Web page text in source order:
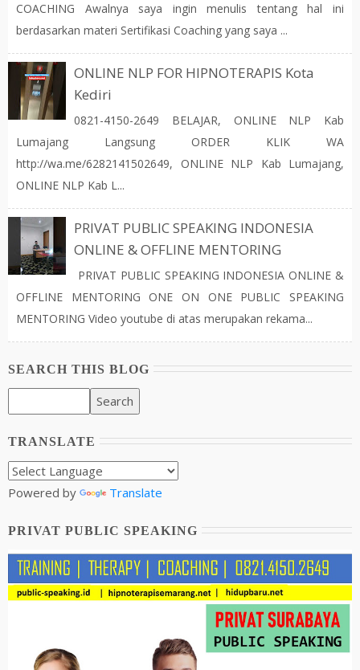
COACHING Awalnya saya ingin menulis tentang hal ini
berdasarkan materi Sertifikasi Coaching yang saya ...
ONLINE NLP FOR HIPNOTERAPIS Kota
Kediri
0821-4150-2649 BELAJAR, ONLINE NLP Kab
Lumajang Langsung ORDER KLIK WA
http://wa.me/6282141502649, ONLINE NLP Kab Lumajang,
ONLINE NLP Kab L...
PRIVAT PUBLIC SPEAKING INDONESIA
ONLINE & OFFLINE MENTORING
PRIVAT PUBLIC SPEAKING INDONESIA ONLINE &
OFFLINE MENTORING ONE ON ONE PUBLIC SPEAKING
MENTORING Video youtube di atas merupakan rekama...
SEARCH THIS BLOG
TRANSLATE
Powered by Translate
PRIVAT PUBLIC SPEAKING